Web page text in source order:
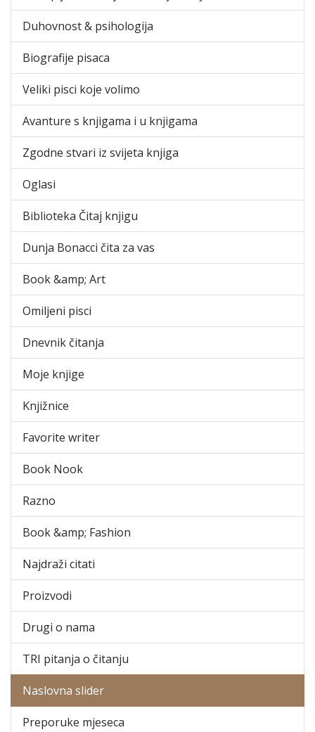
Duhovnost & psihologija
Biografije pisaca
Veliki pisci koje volimo
Avanture s knjigama i u knjigama
Zgodne stvari iz svijeta knjiga
Oglasi
Biblioteka Čitaj knjigu
Dunja Bonacci čita za vas
Book &amp; Art
Omiljeni pisci
Dnevnik čitanja
Moje knjige
Knjižnice
Favorite writer
Book Nook
Razno
Book &amp; Fashion
Najdraži citati
Proizvodi
Drugi o nama
TRI pitanja o čitanju
Naslovna slider
Preporuke mjeseca